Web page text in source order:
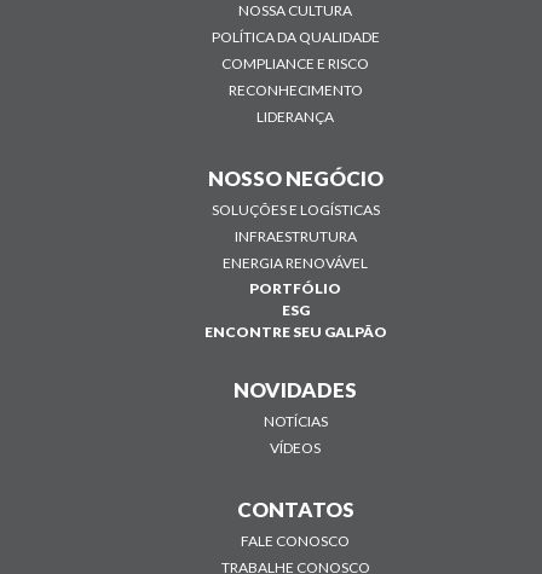
NOSSA CULTURA
POLÍTICA DA QUALIDADE
COMPLIANCE E RISCO
RECONHECIMENTO
LIDERANÇA
NOSSO NEGÓCIO
SOLUÇÕES E LOGÍSTICAS
INFRAESTRUTURA
ENERGIA RENOVÁVEL
PORTFÓLIO
ESG
ENCONTRE SEU GALPÃO
NOVIDADES
NOTÍCIAS
VÍDEOS
CONTATOS
FALE CONOSCO
TRABALHE CONOSCO